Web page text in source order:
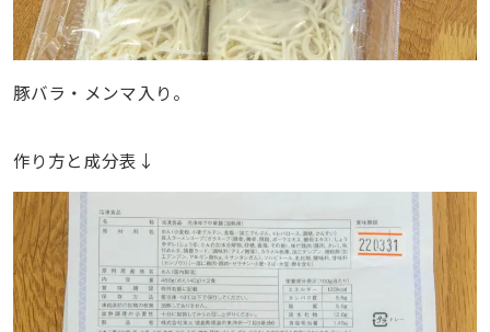
豚バラ・メンマ入り。
作り方と成分表↓